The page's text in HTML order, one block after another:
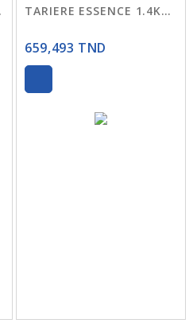
TARIERE ESSENCE 1.4KW WDZ1A52-1
659,493 TND